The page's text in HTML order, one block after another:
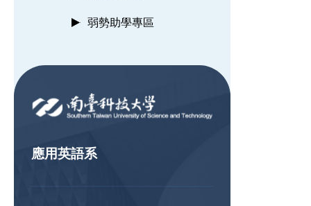
弱勢助學專區
應用英語系